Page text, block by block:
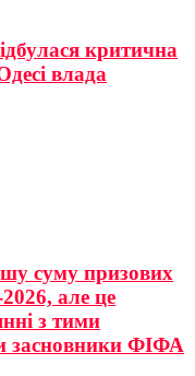
критична
влада
суму призових
2026, але це
з тими
засновники ФІФА